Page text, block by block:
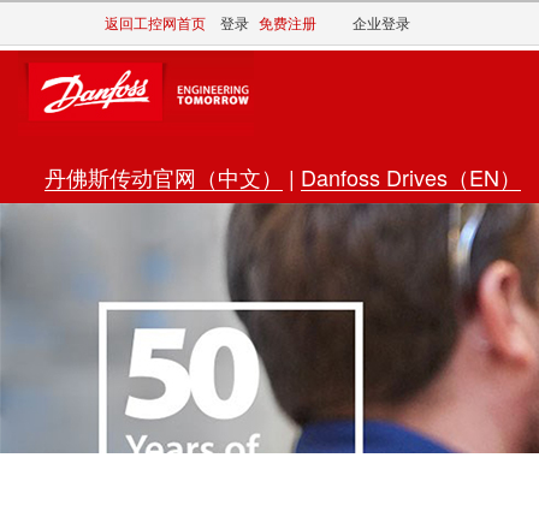
返回工控网首页 登录 免费注册 企业登录
丹佛斯传动官网（中文） | Danfoss Drives（EN）